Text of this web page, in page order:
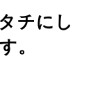
チにし
。